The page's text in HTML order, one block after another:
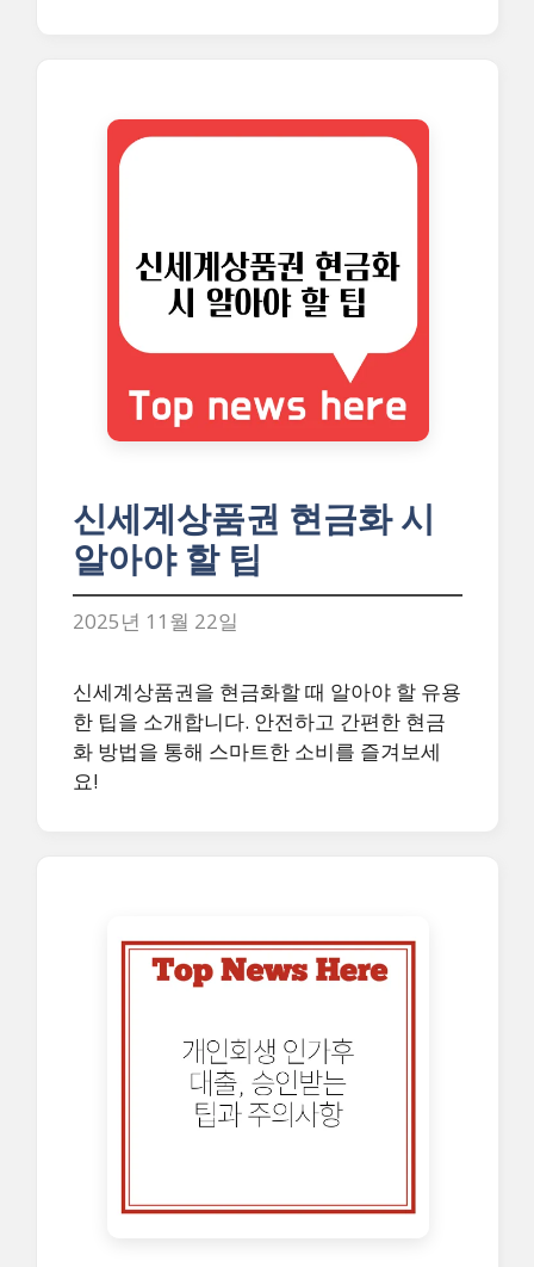
신세계상품권 현금화 시
알아야 할 팁
2025년 11월 22일
신세계상품권을 현금화할 때 알아야 할 유용
한 팁을 소개합니다. 안전하고 간편한 현금
화 방법을 통해 스마트한 소비를 즐겨보세
요!